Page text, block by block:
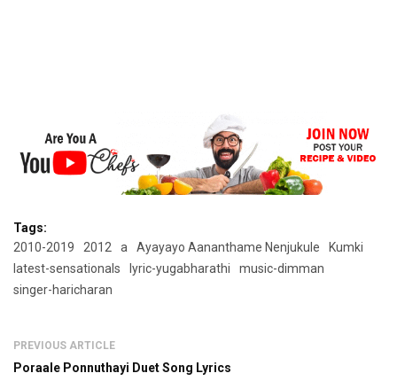
Tags:
2010-2019
2012 a Ayayayo Aananthame Nenjukule
Kumki
latest-sensationals
lyric-yugabharathi
music-dimman
singer-haricharan
PREVIOUS ARTICLE
Poraale Ponnuthayi Duet Song Lyrics